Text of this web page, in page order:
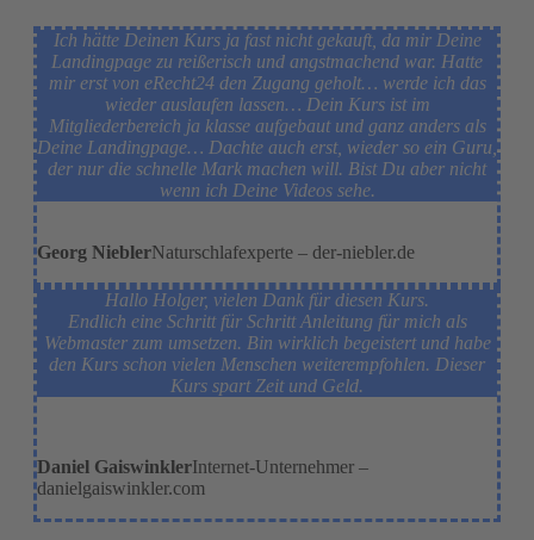
Ich hätte Deinen Kurs ja fast nicht gekauft, da mir Deine
Landingpage zu reißerisch und angstmachend war. Hatte
mir erst von eRecht24 den Zugang geholt… werde ich das
wieder auslaufen lassen… Dein Kurs ist im
Mitgliederbereich ja klasse aufgebaut und ganz anders als
Deine Landingpage… Dachte auch erst, wieder so ein Guru,
der nur die schnelle Mark machen will. Bist Du aber nicht
wenn ich Deine Videos sehe.
Georg NieblerNaturschlafexperte – der-niebler.de
Hallo Holger, vielen Dank für diesen Kurs.
Endlich eine Schritt für Schritt Anleitung für mich als
Webmaster zum umsetzen. Bin wirklich begeistert und habe
den Kurs schon vielen Menschen weiterempfohlen. Dieser
Kurs spart Zeit und Geld.
Daniel GaiswinklerInternet-Unternehmer –
danielgaiswinkler.com